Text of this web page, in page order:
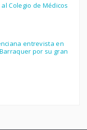
Colegio de Médicos
entrevista en
por su gran